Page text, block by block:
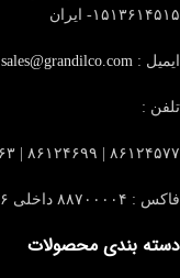
۱۵۱۳۶۱۴۵۱۵- ایران
ایمیل : sales@grandilco.com
تلفن :
۸۶۱۲۴۵۷۷ | ۸۶۱۲۴۶۹۹ | ۸۸۷۲۰۸۶۳ |۸۸۷۰۰۰۰۴
فاکس : ۸۸۷۰۰۰۰۴ داخلی ۶
دسته بندی محصولات